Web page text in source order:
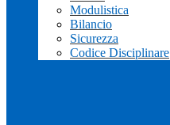
Modulistica
Bilancio
Sicurezza
Codice Disciplinare